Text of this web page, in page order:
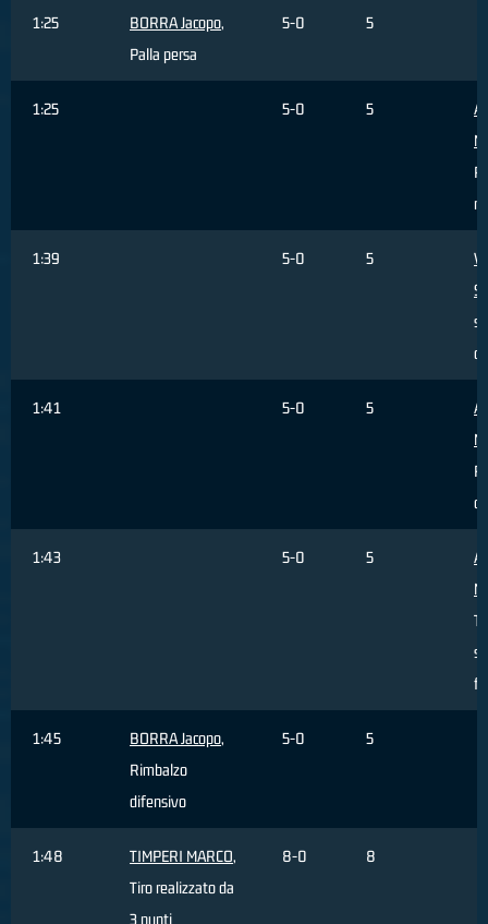
1:25 BORRA Jacopo,
Palla persa
5-0 5
1:25 5-0 5
1:39 5-0 5
1:41 5-0 5
1:43 5-0 5
1:45 BORRA Jacopo,
Rimbalzo
difensivo
5-0 5
1:48 TIMPERI MARCO,
Tiro realizzato da
3 punti
8-0 8